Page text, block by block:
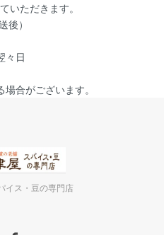
いただきます。
後）
々日
合がございます。
イス・豆の専門店